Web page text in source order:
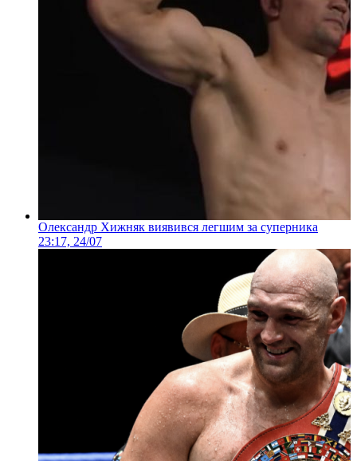
Олександр Хижняк виявився легшим за суперника
23:17, 24/07